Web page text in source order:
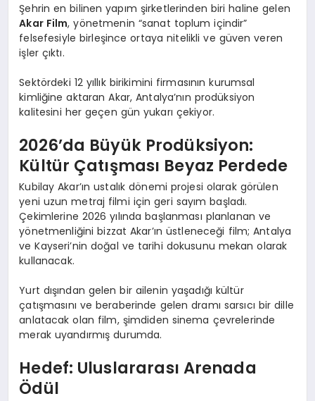
Şehrin en bilinen yapım şirketlerinden biri haline gelen
Akar Film, yönetmenin “sanat toplum içindir”
felsefesiyle birleşince ortaya nitelikli ve güven veren
işler çıktı.
Sektördeki 12 yıllık birikimini firmasının kurumsal
kimliğine aktaran Akar, Antalya’nın prodüksiyon
kalitesini her geçen gün yukarı çekiyor.
2026’da Büyük Prodüksiyon:
Kültür Çatışması Beyaz Perdede
Kubilay Akar’ın ustalık dönemi projesi olarak görülen
yeni uzun metraj filmi için geri sayım başladı.
Çekimlerine 2026 yılında başlanması planlanan ve
yönetmenliğini bizzat Akar’ın üstleneceği film; Antalya
ve Kayseri’nin doğal ve tarihi dokusunu mekan olarak
kullanacak.
Yurt dışından gelen bir ailenin yaşadığı kültür
çatışmasını ve beraberinde gelen dramı sarsıcı bir dille
anlatacak olan film, şimdiden sinema çevrelerinde
merak uyandırmış durumda.
Hedef: Uluslararası Arenada
Ödül